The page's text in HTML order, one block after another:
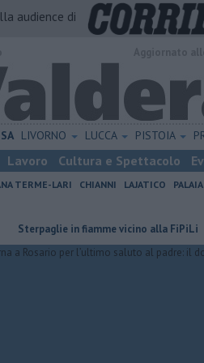
audience di
LIVORNO LUCCA PISTOIA
Lavoro Cultura e Spettacolo
TERME-LARI CHIANNI LAJATICO PALAIA
in fiamme vicino alla FiPiLi